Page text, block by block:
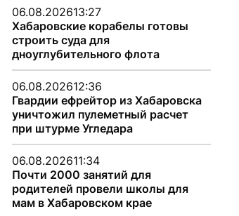
06.08.202613:27
Хабаровские корабелы готовы
строить суда для
дноуглубительного флота
06.08.202612:36
Гвардии ефрейтор из Хабаровска
уничтожил пулеметный расчет
при штурме Угледара
06.08.202611:34
Почти 2000 занятий для
родителей провели школы для
мам в Хабаровском крае